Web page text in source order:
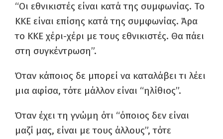
“Οι εθνικιστές είναι κατά της συμφωνίας. Το
ΚΚΕ είναι επίσης κατά της συμφωνίας. Άρα
το ΚΚΕ χέρι-χέρι με τους εθνικιστές. Θα πάει
στη συγκέντρωση”.
Όταν κάποιος δε μπορεί να καταλάβει τι λέει
μια αφίσα, τότε μάλλον είναι “ηλίθιος”.
Όταν έχει τη γνώμη ότι “όποιος δεν είναι
μαζί μας, είναι με τους άλλους”, τότε